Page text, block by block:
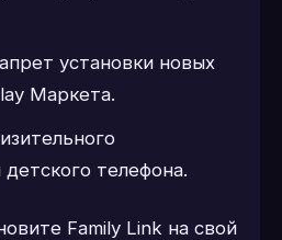
установки новых
Маркета.
телефона.
Family Link на свой